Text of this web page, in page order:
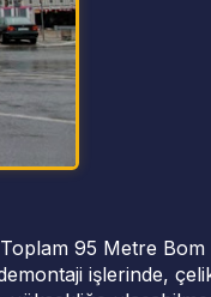
95 Metre
işlerinde,